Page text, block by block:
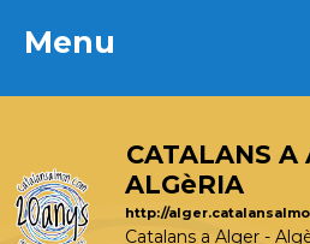
Menu
CATALANS A
ALGèRIA
http://
Catalans a Alger -
Menu